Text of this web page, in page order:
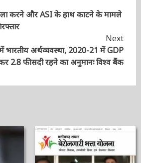
करने और ASI के हाथ काटने के
गिरफ्तार
Next
अर्थव्यवस्था, 2020-21 में GDP
2.8 फीसदी रहने का अनुमानः विश्व बैंक